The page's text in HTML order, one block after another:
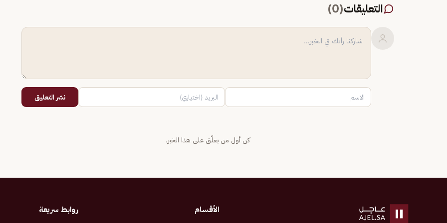
التعليقات(
0
)
نشر التعليق
كن أول من يعلّق على هذا الخبر.
الأقسام روابط سريعة